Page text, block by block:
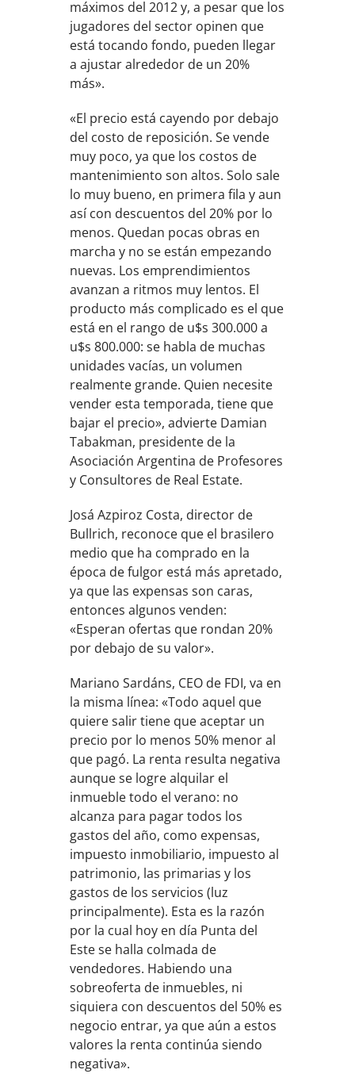
máximos del 2012 y, a pesar que los
jugadores del sector opinen que
está tocando fondo, pueden llegar
a ajustar alrededor de un 20%
más».
«El precio está cayendo por debajo
del costo de reposición. Se vende
muy poco, ya que los costos de
mantenimiento son altos. Solo sale
lo muy bueno, en primera fila y aun
así con descuentos del 20% por lo
menos. Quedan pocas obras en
marcha y no se están empezando
nuevas. Los emprendimientos
avanzan a ritmos muy lentos. El
producto más complicado es el que
está en el rango de u$s 300.000 a
u$s 800.000: se habla de muchas
unidades vacías, un volumen
realmente grande. Quien necesite
vender esta temporada, tiene que
bajar el precio», advierte Damian
Tabakman, presidente de la
Asociación Argentina de Profesores
y Consultores de Real Estate.
Josá Azpiroz Costa, director de
Bullrich, reconoce que el brasilero
medio que ha comprado en la
época de fulgor está más apretado,
ya que las expensas son caras,
entonces algunos venden:
«Esperan ofertas que rondan 20%
por debajo de su valor».
Mariano Sardáns, CEO de FDI, va en
la misma línea: «Todo aquel que
quiere salir tiene que aceptar un
precio por lo menos 50% menor al
que pagó. La renta resulta negativa
aunque se logre alquilar el
inmueble todo el verano: no
alcanza para pagar todos los
gastos del año, como expensas,
impuesto inmobiliario, impuesto al
patrimonio, las primarias y los
gastos de los servicios (luz
principalmente). Esta es la razón
por la cual hoy en día Punta del
Este se halla colmada de
vendedores. Habiendo una
sobreoferta de inmuebles, ni
siquiera con descuentos del 50% es
negocio entrar, ya que aún a estos
valores la renta continúa siendo
negativa».